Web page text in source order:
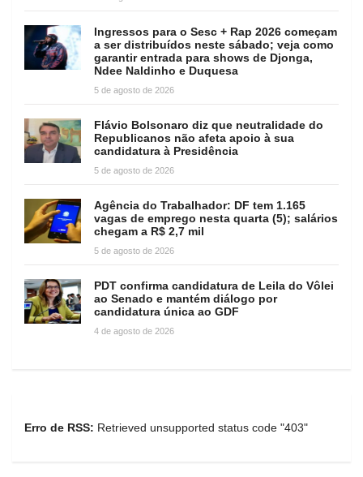
Ingressos para o Sesc + Rap 2026 começam
a ser distribuídos neste sábado; veja como
garantir entrada para shows de Djonga,
Ndee Naldinho e Duquesa
5 de agosto de 2026
Flávio Bolsonaro diz que neutralidade do
Republicanos não afeta apoio à sua
candidatura à Presidência
5 de agosto de 2026
Agência do Trabalhador: DF tem 1.165
vagas de emprego nesta quarta (5); salários
chegam a R$ 2,7 mil
5 de agosto de 2026
PDT confirma candidatura de Leila do Vôlei
ao Senado e mantém diálogo por
candidatura única ao GDF
4 de agosto de 2026
Erro de RSS: Retrieved unsupported status code "403"